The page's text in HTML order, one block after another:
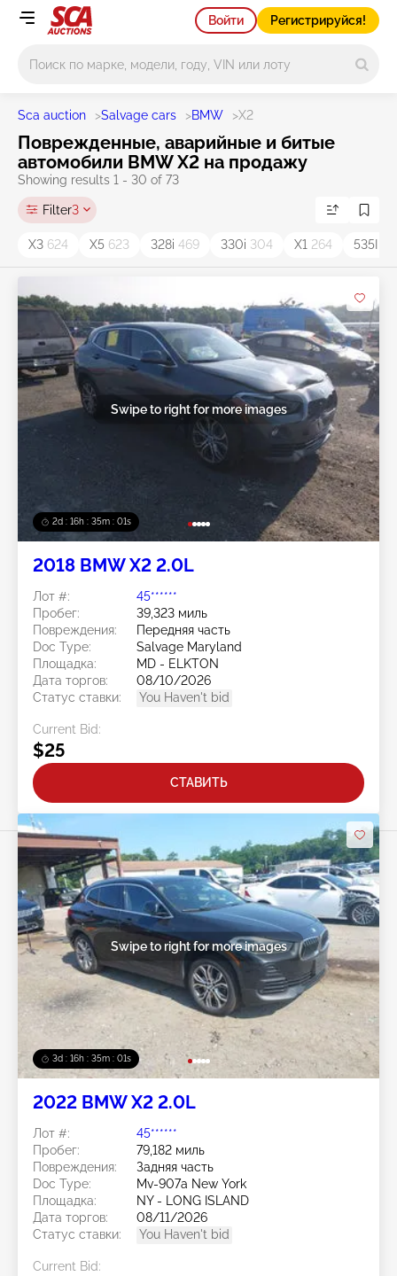
Войти Регистрируйся!
Sca auction >Salvage cars >BMW >X2
Поврежденные, аварийные и битые
автомобили BMW X2 на продажу
Showing results 1 - 30 of 73
Filter3
X3 624 X5 623 328i 469 330i 304 X1 264 535I
2d : 16h : 34m : 59s
Swipe to right for more images
2018 BMW X2 2.0L
Лот #:
45******
Пробег:
39,323 миль
Повреждения:
Передняя часть
Doc Type:
Salvage Maryland
Площадка:
MD - ELKTON
Дата торгов:
08/10/2026
Статус ставки:
You Haven't bid
Current Bid:
$25
СТАВИТЬ
3d : 16h : 34m : 59s
Swipe to right for more images
2022 BMW X2 2.0L
Лот #:
45******
Пробег:
79,182 миль
Повреждения:
Задняя часть
Doc Type:
Mv-907a New York
Площадка:
NY - LONG ISLAND
Дата торгов:
08/11/2026
Статус ставки:
You Haven't bid
Current Bid: